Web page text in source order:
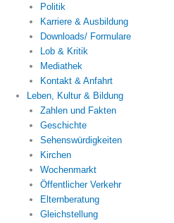
Politik
Karriere & Ausbildung
Downloads/ Formulare
Lob & Kritik
Mediathek
Kontakt & Anfahrt
Leben, Kultur & Bildung
Zahlen und Fakten
Geschichte
Sehenswürdigkeiten
Kirchen
Wochenmarkt
Öffentlicher Verkehr
Elternberatung
Gleichstellung